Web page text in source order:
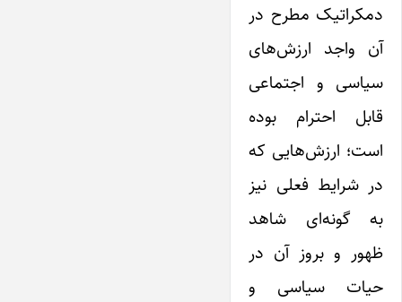
دمکراتیک مطرح در
آن واجد ارزش‌های
سیاسی و اجتماعی
قابل احترام بوده
است؛ ارزش‌هایی که
در شرایط فعلی نیز
به گونه‌ای شاهد
ظهور و بروز آن در
حیات سیاسی و